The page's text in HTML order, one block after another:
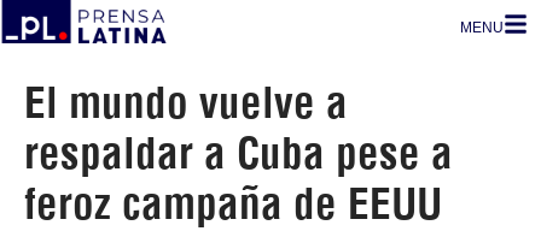
MENU
El mundo vuelve a
respaldar a Cuba pese a
feroz campaña de EEUU